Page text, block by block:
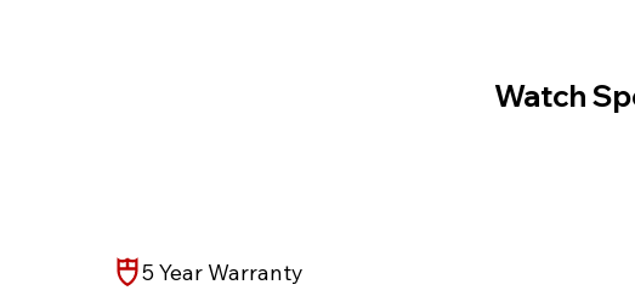
Watch
5 Year Warranty